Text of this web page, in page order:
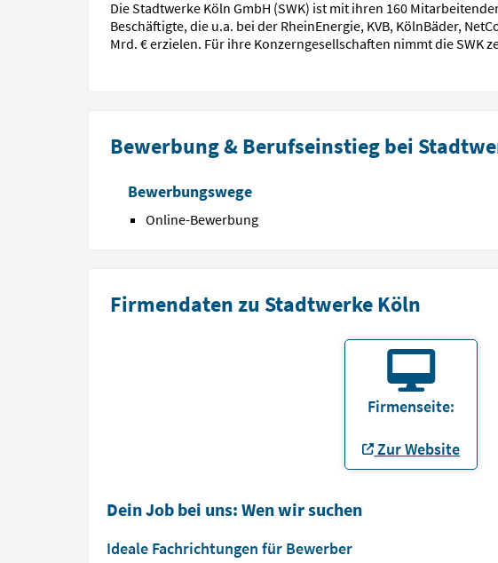
Die Stadtwerke Köln GmbH (SWK) ist mit ihren 160
Beschäftigte, die u.a. bei der RheinEnergie, KVB, KölnBäder,
Mrd. € erzielen. Für ihre Konzerngesellschaften nimmt die SWK
Bewerbung & Berufseinstieg bei
Bewerbungswege
Online-Bewerbung
Firmendaten zu Stadtwerke Köln
Firmenseite:
Zur Website
Dein Job bei uns: Wen wir suchen
Ideale Fachrichtungen für Bewerber